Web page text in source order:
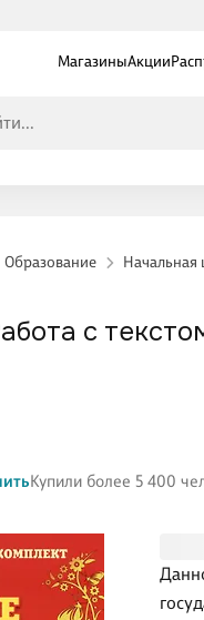
МагазиныАкции
Образование Начальная
с
Купили более 5 400